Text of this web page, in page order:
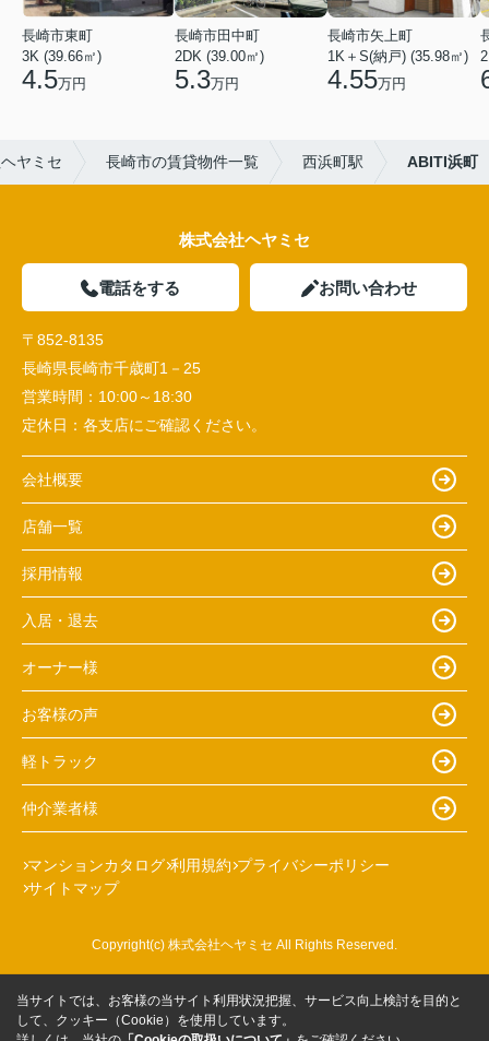
長崎市東町
3K (39.66㎡)
4.5万円
長崎市田中町
2DK (39.00㎡)
5.3万円
長崎市矢上町
1K＋S(納戸) (35.98㎡)
4.55万円
ヤミセ 長崎市の賃貸物件一覧 西浜町駅 ABITI浜町
株式会社ヘヤミセ
電話をする お問い合わせ
〒852-8135
長崎県長崎市千歳町1－25
営業時間： 10:00～18:30
定休日： 各支店にご確認ください。
会社概要
店舗一覧
採用情報
入居・退去
オーナー様
お客様の声
軽トラック
仲介業者様
マンションカタログ 利用規約 プライバシーポリシー
サイトマップ
Copyright(c) 株式会社ヘヤミセ All Rights Reserved.
当サイトでは、お客様の当サイト利用状況把握、サービス向上検討を目的と
して、クッキー（Cookie）を使用しています。